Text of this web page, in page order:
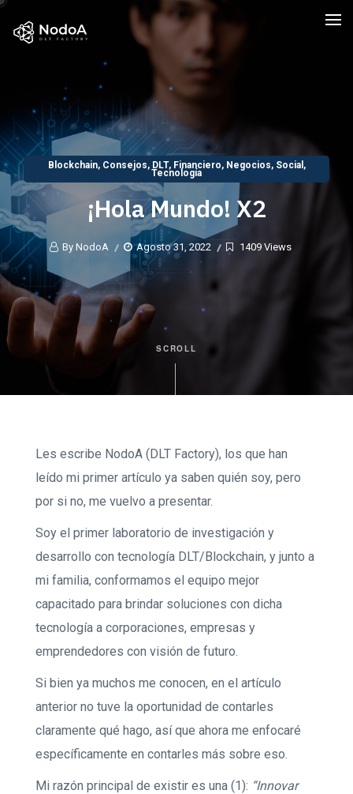
Blockchain, Consejos, DLT, Financiero, Negocios, Social ,
Tecnología
¡Hola Mundo! X2
By NodoA Agosto 31, 2022 1409 Views
SCROLL
Les escribe NodoA (DLT Factory), los que han
leído mi primer artículo ya saben quién soy, pero
por si no, me vuelvo a presentar.
Soy el primer laboratorio de investigación y
desarrollo con tecnología DLT/Blockchain, y junto a
mi familia, conformamos el equipo mejor
capacitado para brindar soluciones con dicha
tecnología a corporaciones, empresas y
emprendedores con visión de futuro.
Si bien ya muchos me conocen, en el artículo
anterior no tuve la oportunidad de contarles
claramente qué hago, así que ahora me enfocaré
específicamente en contarles más sobre eso.
Mi razón principal de existir es una (1): “Innovar